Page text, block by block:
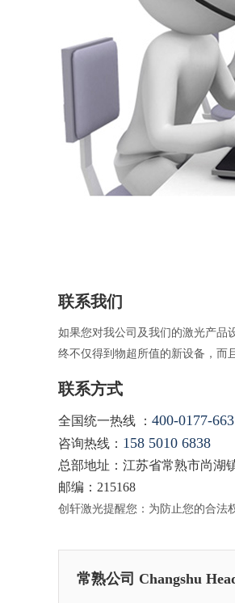
联系我们
如果您对我公司及我们的激光产品
终不仅得到物超所值的新设备，而
联系方式
全国统一热线 ： 400-0177-663
咨询热线： 158 5010 6838
总部地址：江苏省常熟市尚湖
邮编：215168
创轩激光提醒您：为防止您的合法
常熟公司 Changshu